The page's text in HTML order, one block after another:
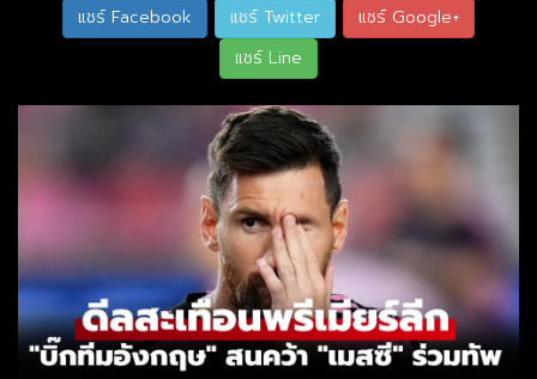
แชร์ Facebook แชร์ Twitter
แชร์ Google+
แชร์ Line